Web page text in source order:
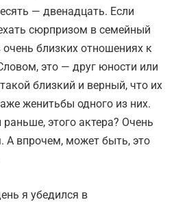
— двенадцать. Если
сюрпризом в семейный
близких отношениях к
это — друг юности или
близкий и верный, что их
женитьбы одного из них.
этого актера? Очень
А впрочем, может быть, это
я убедился в